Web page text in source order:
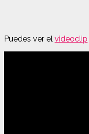
Puedes ver el videoclip